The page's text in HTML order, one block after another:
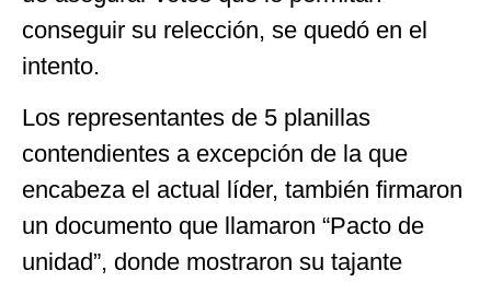
conseguir su relección, se quedó en el
intento.
Los representantes de 5 planillas
contendientes a excepción de la que
encabeza el actual líder, también firmaron
un documento que llamaron “Pacto de
unidad”, donde mostraron su tajante